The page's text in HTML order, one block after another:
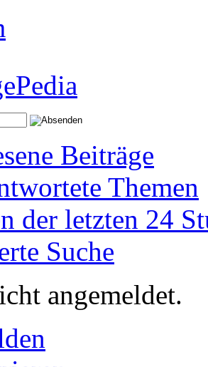
Beiträge
Themen
der letzten 24
Suche
angemeldet.